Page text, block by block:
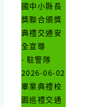
國中小縣長
獎聯合頒獎
典禮交通安
全宣導
- 駐警隊
2026-06-02
畢業典禮校
園巡禮交通